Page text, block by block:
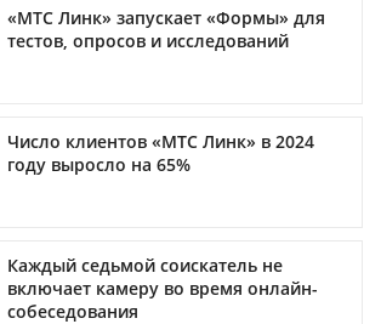
«МТС Линк» запускает «Формы» для
тестов, опросов и исследований
Число клиентов «МТС Линк» в 2024
году выросло на 65%
Каждый седьмой соискатель не
включает камеру во время онлайн-
собеседования